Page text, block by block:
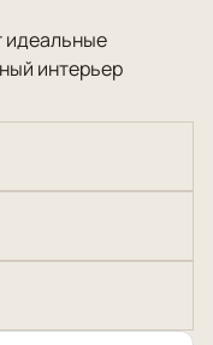
идеальные
интерьер